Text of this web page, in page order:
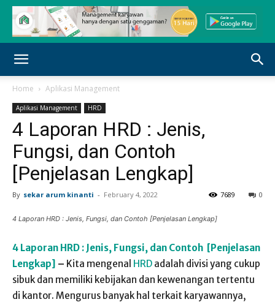
Home Aplikasi Management
Aplikasi Management HRD
4 Laporan HRD : Jenis,
Fungsi, dan Contoh
[Penjelasan Lengkap]
By sekar arum kinanti - February 4, 2022 0
7689
4 Laporan HRD : Jenis, Fungsi, dan Contoh [Penjelasan Lengkap]
4 Laporan HRD : Jenis, Fungsi, dan Contoh [Penjelasan
Lengkap] – Kita mengenal HRD adalah divisi yang cukup
sibuk dan memiliki kebijakan dan kewenangan tertentu
di kantor. Mengurus banyak hal terkait karyawannya,